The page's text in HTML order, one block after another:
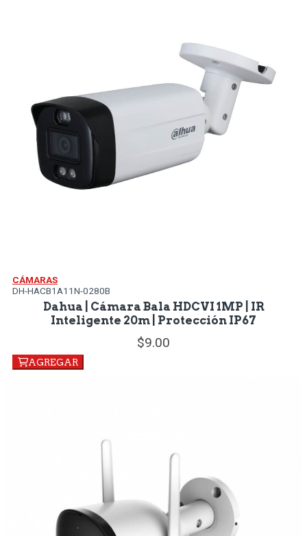
CÁMARAS
DH-HACB1A11N-0280B
Dahua | Cámara Bala HDCVI 1MP | IR
Inteligente 20m | Protección IP67
9.00
AGREGAR